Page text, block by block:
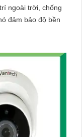
ngoài trời, chống